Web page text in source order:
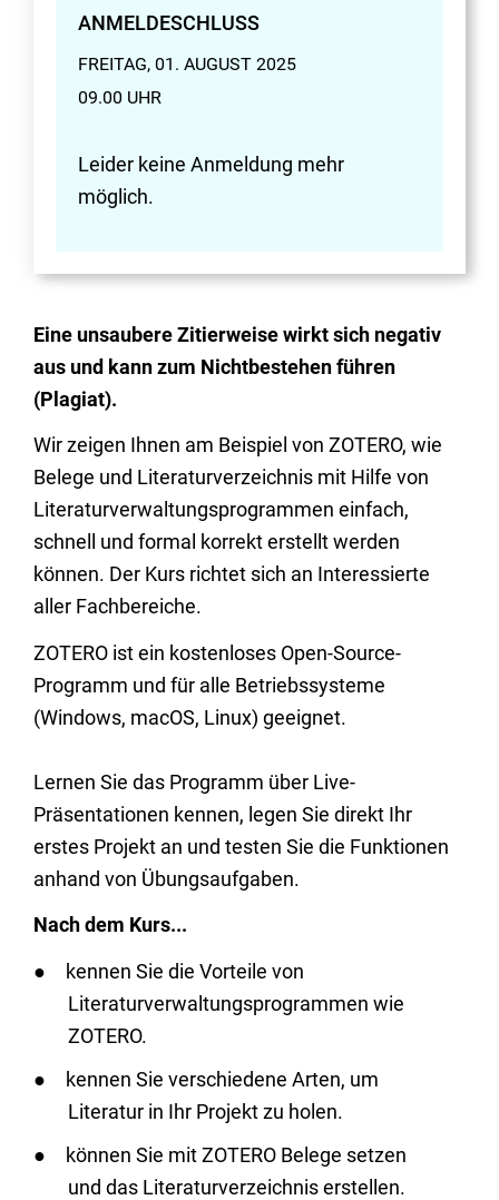
ANMELDESCHLUSS
FREITAG, 01. AUGUST 2025
09.00 UHR
Leider keine Anmeldung mehr
möglich.
Eine unsaubere Zitierweise wirkt sich negativ
aus und kann zum Nichtbestehen führen
(Plagiat).
Wir zeigen Ihnen am Beispiel von ZOTERO, wie
Belege und Literaturverzeichnis mit Hilfe von
Literaturverwaltungsprogrammen einfach,
schnell und formal korrekt erstellt werden
können. Der Kurs richtet sich an Interessierte
aller Fachbereiche.
ZOTERO ist ein kostenloses Open-Source-
Programm und für alle Betriebssysteme
(Windows, macOS, Linux) geeignet.
Lernen Sie das Programm über Live-
Präsentationen kennen, legen Sie direkt Ihr
erstes Projekt an und testen Sie die Funktionen
anhand von Übungsaufgaben.
Nach dem Kurs...
kennen Sie die Vorteile von
Literaturverwaltungsprogrammen wie
ZOTERO.
kennen Sie verschiedene Arten, um
Literatur in Ihr Projekt zu holen.
können Sie mit ZOTERO Belege setzen
und das Literaturverzeichnis erstellen.